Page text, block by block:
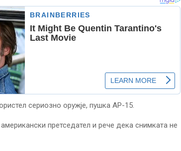
сериозно оружје, пушка АР-15.
претседател и рече дека снимката не